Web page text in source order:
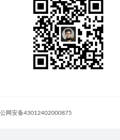
网安备43012402000875